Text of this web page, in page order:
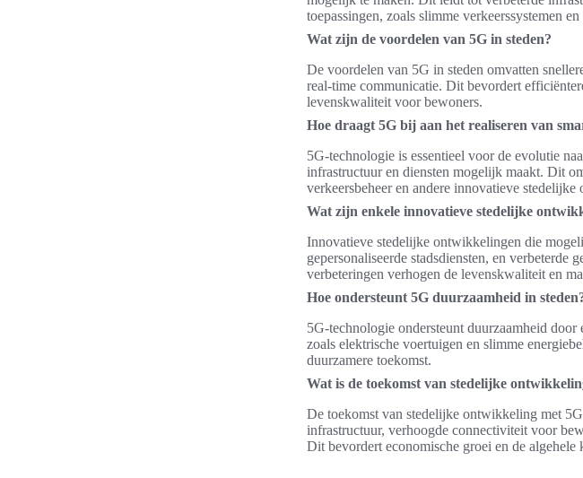
toepassingen, zoals slimme verkeerssystemen
Wat zijn de voordelen van 5G in steden?
De voordelen van 5G in steden omvatten
real-time communicatie. Dit bevordert
levenskwaliteit voor bewoners.
Hoe draagt 5G bij aan het realiseren van
5G-technologie is essentieel voor de evolutie
infrastructuur en diensten mogelijk maakt. Dit
verkeersbeheer en andere innovatieve stedelijke
Wat zijn enkele innovatieve stedelijke
Innovatieve stedelijke ontwikkelingen die
gepersonaliseerde stadsdiensten, en verbeterde
verbeteringen verhogen de levenskwaliteit en
Hoe ondersteunt 5G duurzaamheid in
5G-technologie ondersteunt duurzaamheid
zoals elektrische voertuigen en slimme
duurzamere toekomst.
Wat is de toekomst van stedelijke
De toekomst van stedelijke ontwikkeling met
infrastructuur, verhoogde connectiviteit voor
Dit bevordert economische groei en de